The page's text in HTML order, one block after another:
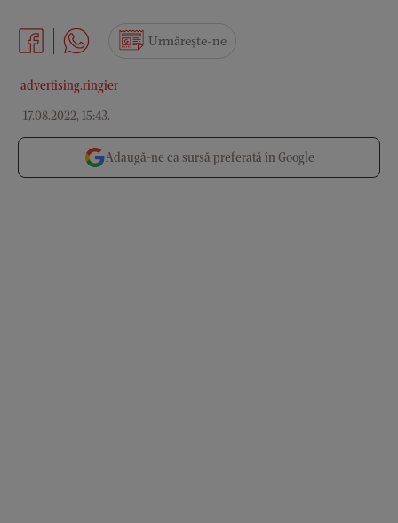
advertising.ringier
17.08.2022, 15:43.
Urmărește-ne
Adaugă-ne ca sursă preferată în Google